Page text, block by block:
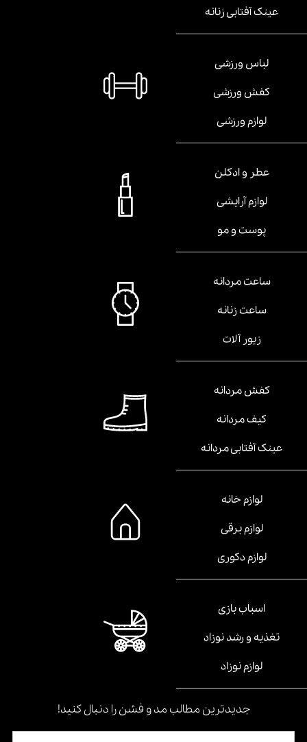
عینک آفتابی زنانه
لباس ورزشی
کفش ورزشی
لوازم ورزشی
عطر و ادکلن
لوازم آرایشی
پوست و مو
ساعت مردانه
ساعت زنانه
زیور آلات
کفش مردانه
کیف مردانه
عینک آفتابی مردانه
لوازم خانه
لوازم برقی
لوازم دکوری
اسباب بازی
تغذیه و رشد نوزاد
لوازم نوزاد
جدیدترین مطالب مد و فشن را دنبال کنید!